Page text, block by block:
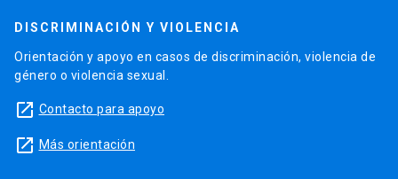
DISCRIMINACIÓN Y VIOLENCIA
Orientación y apoyo en casos de discriminación, violencia de
género o violencia sexual.
launch Contacto para apoyo
launch Más orientación